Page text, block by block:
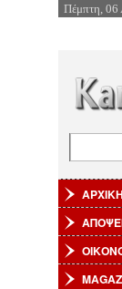
Πέμπτη, 06
ΑΡΧΙΚΗ